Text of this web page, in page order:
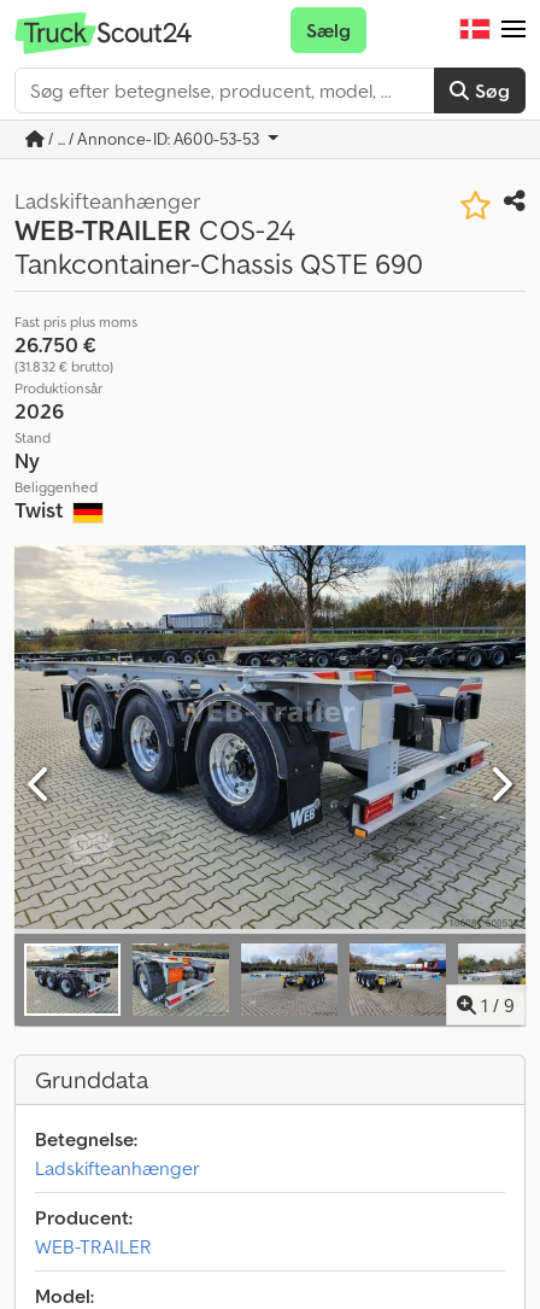
Søg
Sælg
/ ... / Annonce-ID: A600-53-53
Ladskifteanhænger
WEB-TRAILER COS-24
Tankcontainer-Chassis QSTE 690
Fast pris plus moms
26.750 €
(31.832 € brutto)
Produktionsår
2026
Stand
Ny
Beliggenhed
Twist
1 / 9
Grunddata
Betegnelse:
Ladskifteanhænger
Producent:
WEB-TRAILER
Model: